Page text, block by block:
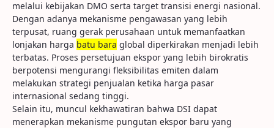
melalui kebijakan DMO serta target transisi energi nasional.
Dengan adanya mekanisme pengawasan yang lebih
terpusat, ruang gerak perusahaan untuk memanfaatkan
lonjakan harga batu bara global diperkirakan menjadi lebih
terbatas. Proses persetujuan ekspor yang lebih birokratis
berpotensi mengurangi fleksibilitas emiten dalam
melakukan strategi penjualan ketika harga pasar
internasional sedang tinggi.
Selain itu, muncul kekhawatiran bahwa DSI dapat
menerapkan mekanisme pungutan ekspor baru yang